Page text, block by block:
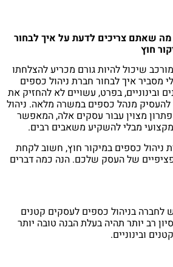
מה שאתם צריכים לדעת על איך לבחור
חוץ
שיכול להיות גורם מכריע להצלחתו
מסביר איך לבחור חברת ניהול כספים
ובינוניים, בפרט, עשויים לא להחזיק את
מנהל כספים במשרה מלאה. ניהול
מצוין עבור עסקים אלה, המאפשר
מקצועי מבלי להשקיע משאבים רבים.
כספים במיקור חוץ, חשוב לקחת
של העסק שלכם. הנה כמה דברים
לחברה בניהול כספים לעסקים קטנים
רב יותר תהיה בעלת הבנה טובה יותר
ובינוניים.